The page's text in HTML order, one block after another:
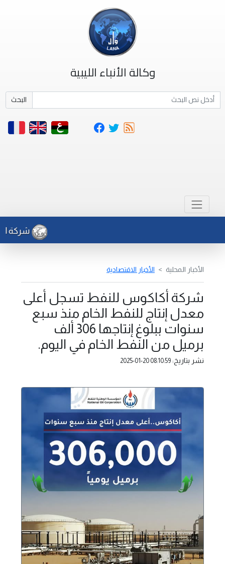
وكالة الأنباء الليبية
البحث
شركة
الأخبار المحلية الأخبار الاقتصادية
شركة أكاكوس للنفط تسجل أعلى
معدل إنتاج للنفط الخام منذ سبع
سنوات ببلوغ إنتاجها 306 ألف
برميل من النفط الخام في اليوم.
نشر بتاريخ: 2025-01-20 08:10:59